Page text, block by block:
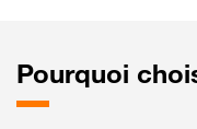
Pourquoi